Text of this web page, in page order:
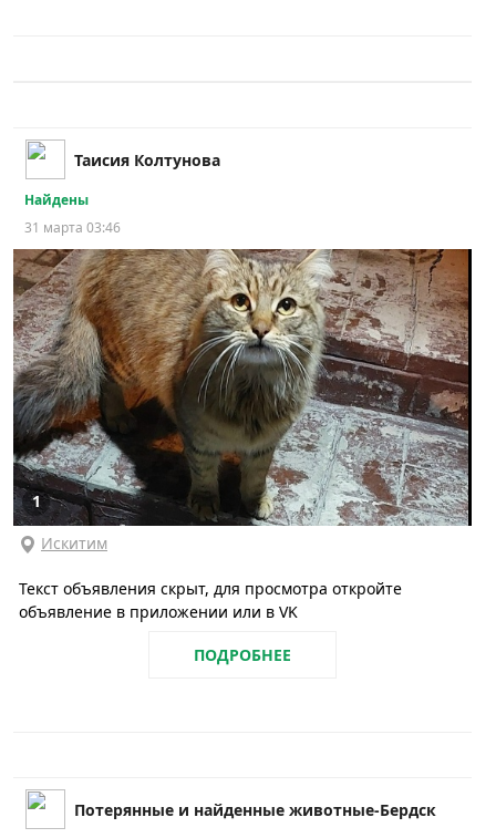
Таисия Колтунова
Найдены
31 марта 03:46
1
Искитим
Текст объявления скрыт, для просмотра откройте
объявление в приложении или в VK
ПОДРОБНЕЕ
Потерянные и найденные животные-Бердск